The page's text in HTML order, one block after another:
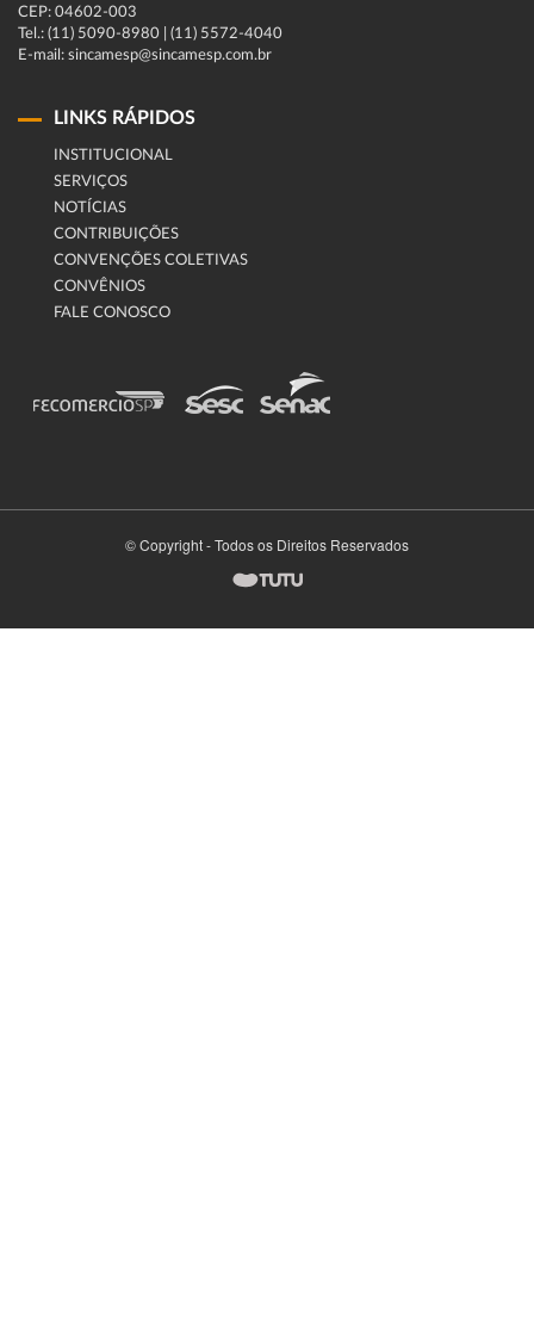
CEP: 04602-003
Tel.: (11) 5090-8980 | (11) 5572-4040
E-mail: sincamesp@sincamesp.com.br
LINKS RÁPIDOS
INSTITUCIONAL
SERVIÇOS
NOTÍCIAS
CONTRIBUIÇÕES
CONVENÇÕES COLETIVAS
CONVÊNIOS
FALE CONOSCO
© Copyright - Todos os Direitos Reservados